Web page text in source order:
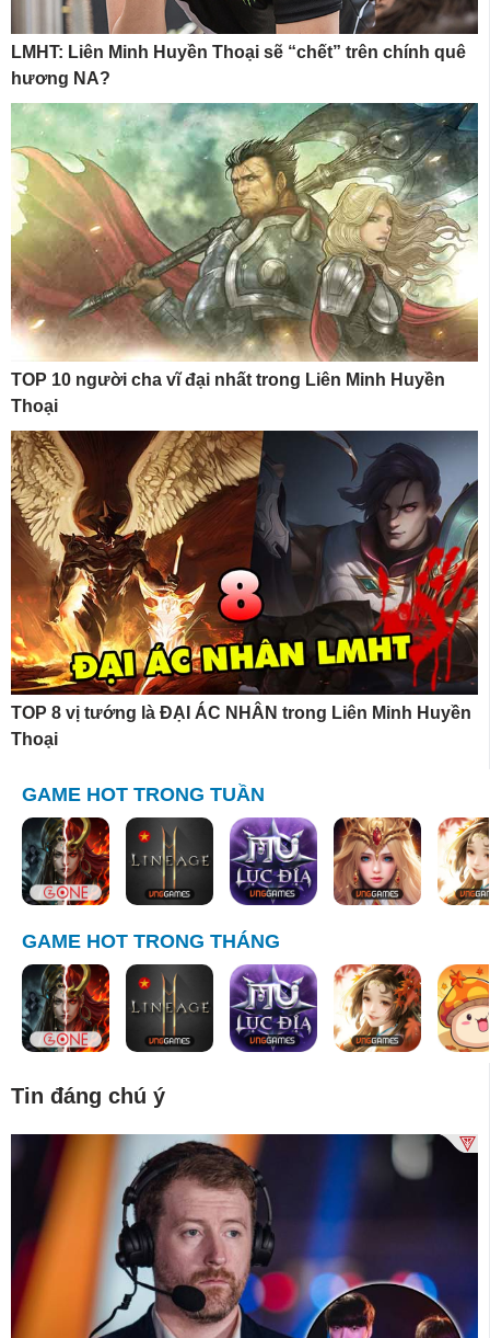
LMHT: Liên Minh Huyền Thoại sẽ “chết” trên chính quê
hương NA?
TOP 10 người cha vĩ đại nhất trong Liên Minh Huyền
Thoại
TOP 8 vị tướng là ĐẠI ÁC NHÂN trong Liên Minh Huyền
Thoại
GAME HOT TRONG TUẦN
GAME HOT TRONG THÁNG
Tin đáng chú ý